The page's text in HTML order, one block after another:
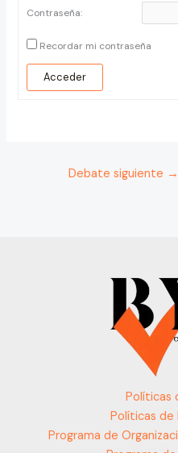
Contraseña:
Recordar mi contraseña
Acceder
Debate siguiente →
Políticas
Políticas de
Programa de